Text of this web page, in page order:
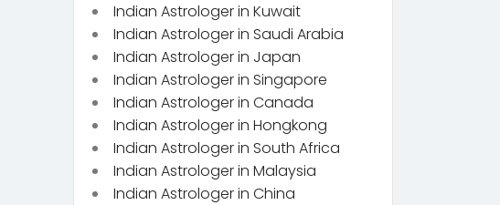
Indian Astrologer in Kuwait
Indian Astrologer in Saudi Arabia
Indian Astrologer in Japan
Indian Astrologer in Singapore
Indian Astrologer in Canada
Indian Astrologer in Hongkong
Indian Astrologer in South Africa
Indian Astrologer in Malaysia
Indian Astrologer in China